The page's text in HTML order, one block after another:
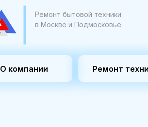
Ремонт бытовой техники
в Москве и Подмосковье
О компании Ремонт